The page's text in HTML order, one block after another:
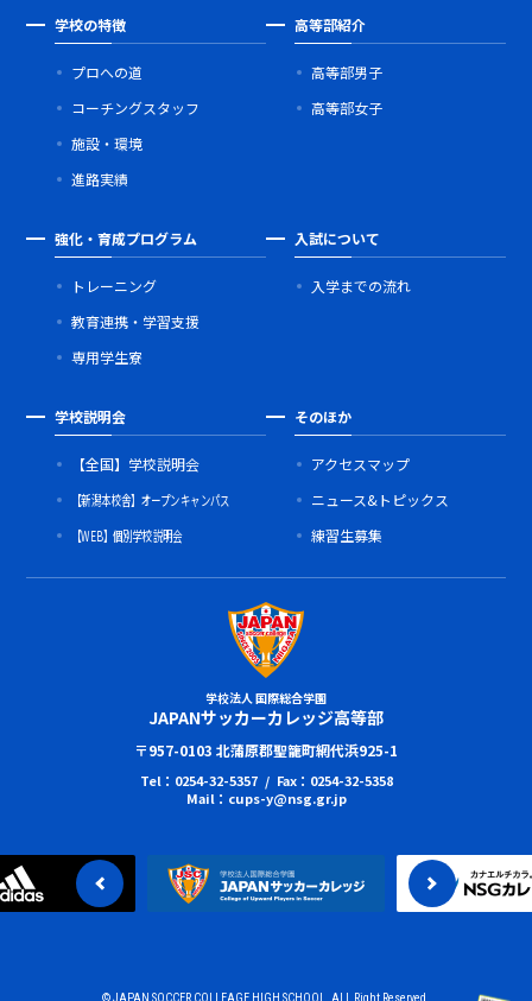
学校の特徴
プロへの道
コーチングスタッフ
施設・環境
進路実績
高等部紹介
高等部男子
高等部女子
強化・育成プログラム
トレーニング
教育連携・学習支援
専用学生寮
入試について
入学までの流れ
学校説明会
【全国】学校説明会
【新潟本校舎】オープンキャンパス
【WEB】個別学校説明会
そのほか
アクセスマップ
ニュース&トピックス
練習生募集
学校法人 国際総合学園
JAPANサッカーカレッジ高等部
〒957-0103 北蒲原郡聖籠町網代浜925-1
Tel：0254-32-5357 / Fax：0254-32-5358
Mail：cups-y@nsg.gr.jp
© JAPAN SOCCER COLLEAGE HIGH SCHOOL. ALL Right Reserved.